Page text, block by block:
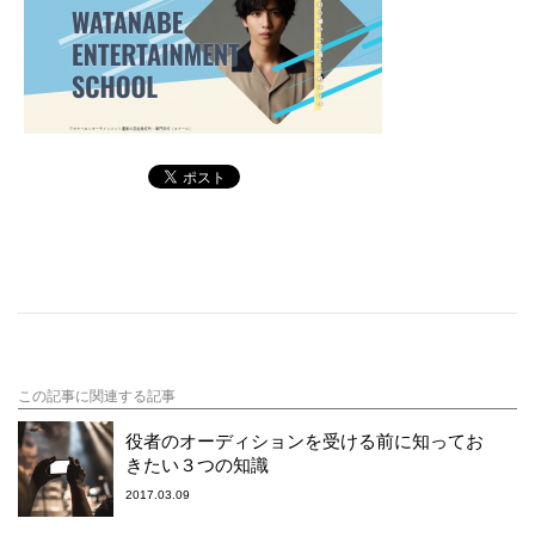
この記事に関連する記事
役者のオーディションを受ける前に知ってお
きたい３つの知識
2017.03.09